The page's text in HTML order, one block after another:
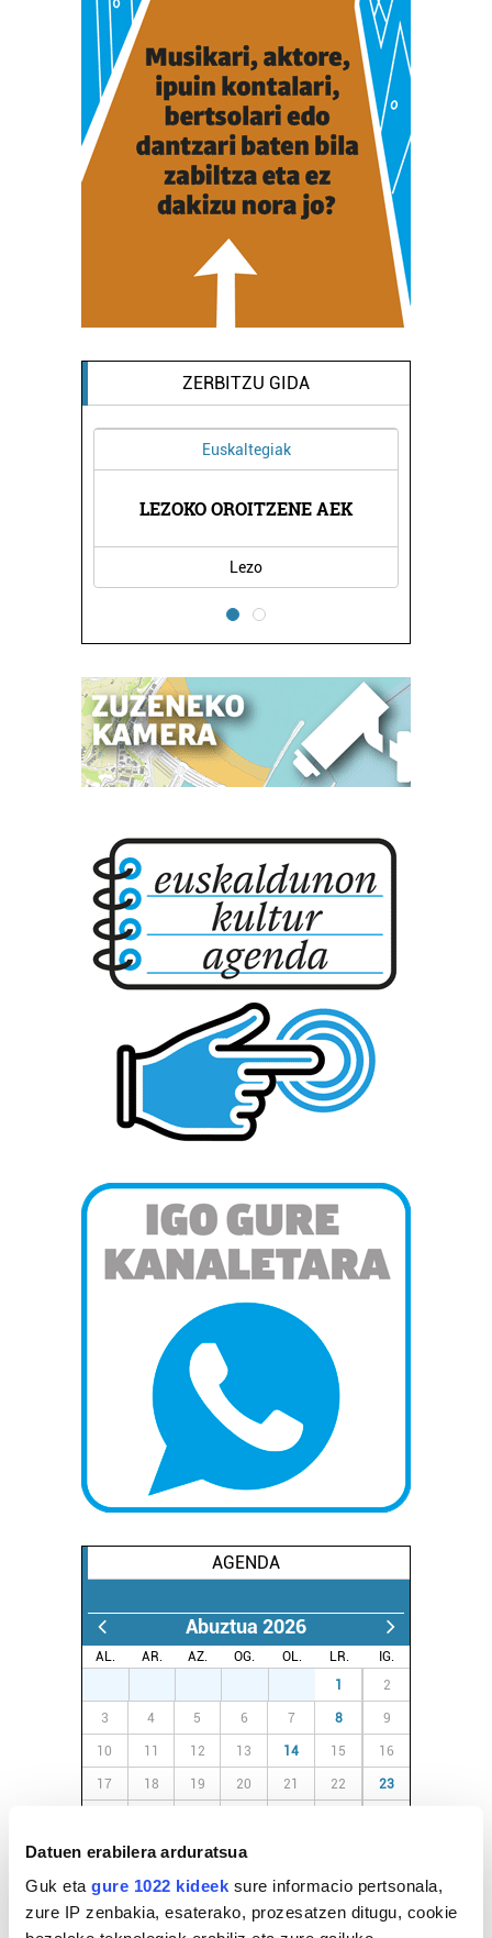
Datuen erabilera arduratsua
Guk eta gure 1022 kideek sure informacio pertsonala,
zure IP zenbakia, esaterako, prozesatzen ditugu, cookie
ZERBITZU GIDA
Euskaltegiak
LEZOKO OROITZENE AEK
Lezo
AGENDA
Abuztua 2026
AL. AR. AZ. OG. OL. LR.
IG.
1 2
3 4 5 6 7 8 9
10 11 12 13 14 15 16
17 18 19 20 21 22 23
31 1 2
EGURALDIA